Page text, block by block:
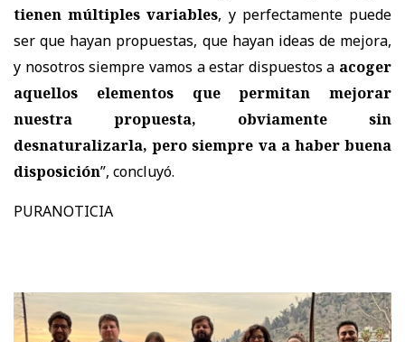
tienen múltiples variables, y perfectamente puede
ser que hayan propuestas, que hayan ideas de mejora,
y nosotros siempre vamos a estar dispuestos a acoger
aquellos elementos que permitan mejorar
nuestra propuesta, obviamente sin
desnaturalizarla, pero siempre va a haber buena
disposición”, concluyó.
PURANOTICIA